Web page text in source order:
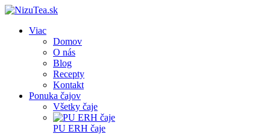
Viac
Domov
O nás
Blog
Recepty
Kontakt
Ponuka čajov
Všetky čaje
PU ERH čaje